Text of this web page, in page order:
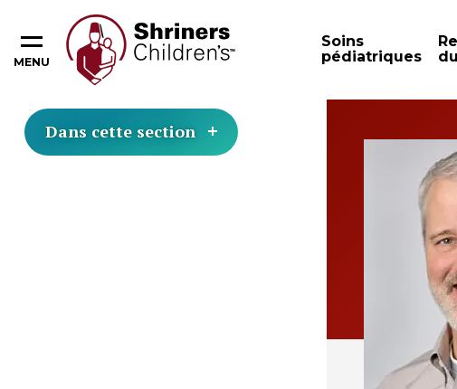
MENU
Soins
pédiatriques
Dans cette section